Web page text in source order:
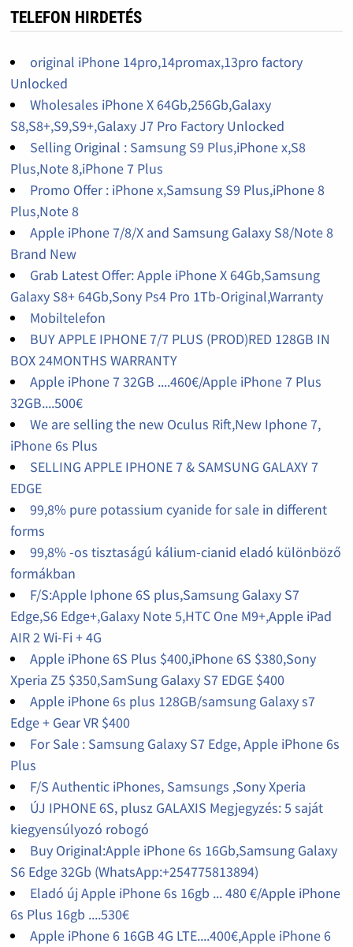
TELEFON HIRDETÉS
original iPhone 14pro,14promax,13pro factory
Unlocked
Wholesales iPhone X 64Gb,256Gb,Galaxy
S8,S8+,S9,S9+,Galaxy J7 Pro Factory Unlocked
Selling Original : Samsung S9 Plus,iPhone x,S8
Plus,Note 8,iPhone 7 Plus
Promo Offer : iPhone x,Samsung S9 Plus,iPhone 8
Plus,Note 8
Apple iPhone 7/8/X and Samsung Galaxy S8/Note 8
Brand New
Grab Latest Offer: Apple iPhone X 64Gb,Samsung
Galaxy S8+ 64Gb,Sony Ps4 Pro 1Tb-Original,Warranty
Mobiltelefon
BUY APPLE IPHONE 7/7 PLUS (PROD)RED 128GB IN
BOX 24MONTHS WARRANTY
Apple iPhone 7 32GB ....460€/Apple iPhone 7 Plus
32GB....500€
We are selling the new Oculus Rift,New Iphone 7,
iPhone 6s Plus
SELLING APPLE IPHONE 7 & SAMSUNG GALAXY 7
EDGE
99,8% pure potassium cyanide for sale in different
forms
99,8% -os tisztaságú kálium-cianid eladó különböző
formákban
F/S:Apple Iphone 6S plus,Samsung Galaxy S7
Edge,S6 Edge+,Galaxy Note 5,HTC One M9+,Apple iPad
AIR 2 Wi-Fi + 4G
Apple iPhone 6S Plus $400,iPhone 6S $380,Sony
Xperia Z5 $350,SamSung Galaxy S7 EDGE $400
Apple iPhone 6s plus 128GB/samsung Galaxy s7
Edge + Gear VR $400
For Sale : Samsung Galaxy S7 Edge, Apple iPhone 6s
Plus
F/S Authentic iPhones, Samsungs ,Sony Xperia
ÚJ IPHONE 6S, plusz GALAXIS Megjegyzés: 5 saját
kiegyensúlyozó robogó
Buy Original:Apple iPhone 6s 16Gb,Samsung Galaxy
S6 Edge 32Gb (WhatsApp:+254775813894)
Eladó új Apple iPhone 6s 16gb ... 480 €/Apple iPhone
6s Plus 16gb ....530€
Apple iPhone 6 16GB 4G LTE....400€,Apple iPhone 6